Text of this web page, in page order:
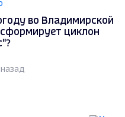
во Владимирской
циклон